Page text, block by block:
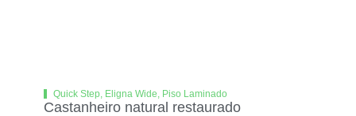
Quick Step, Eligna Wide, Piso Laminado
Castanheiro natural restaurado